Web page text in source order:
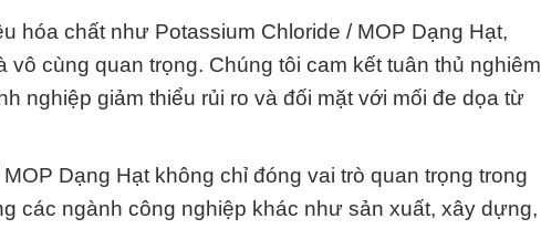
hóa chất như Potassium Chloride / MOP Dạng Hạt,
cùng quan trọng. Chúng tôi cam kết tuân thủ nghiêm
nghiệp giảm thiểu rủi ro và đối mặt với mối đe dọa từ
Dạng Hạt không chỉ đóng vai trò quan trọng trong
các ngành công nghiệp khác như sản xuất, xây dựng,